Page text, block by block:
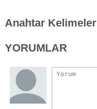
Anahtar Kelimeler
YORUMLAR